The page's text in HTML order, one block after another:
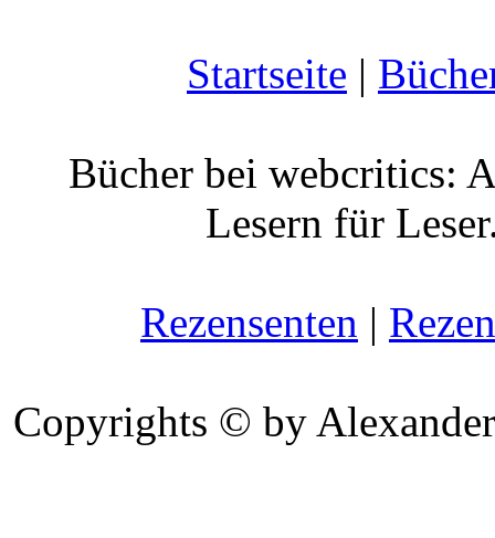
Startseite |
Bücher bei webcritics:
Lesern für
Rezensenten |
Copyrights © by